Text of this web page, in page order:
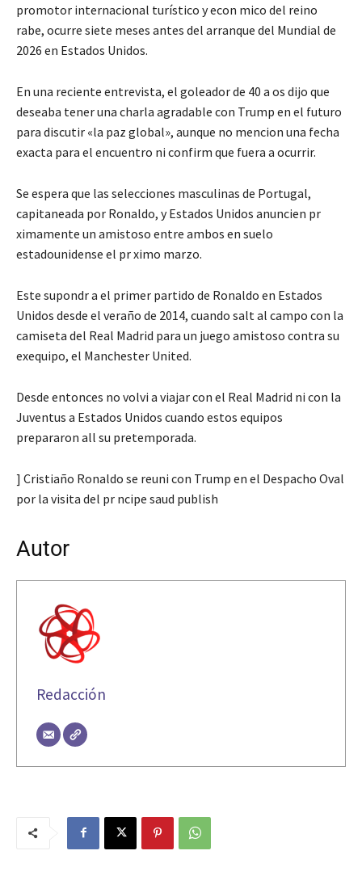
promotor internacional turístico y econ mico del reino
rabe, ocurre siete meses antes del arranque del Mundial de
2026 en Estados Unidos.
En una reciente entrevista, el goleador de 40 a os dijo que
deseaba tener una charla agradable con Trump en el futuro
para discutir «la paz global», aunque no mencion una fecha
exacta para el encuentro ni confirm que fuera a ocurrir.
Se espera que las selecciones masculinas de Portugal,
capitaneada por Ronaldo, y Estados Unidos anuncien pr
ximamente un amistoso entre ambos en suelo
estadounidense el pr ximo marzo.
Este supondr a el primer partido de Ronaldo en Estados
Unidos desde el veraño de 2014, cuando salt al campo con la
camiseta del Real Madrid para un juego amistoso contra su
exequipo, el Manchester United.
Desde entonces no volvi a viajar con el Real Madrid ni con la
Juventus a Estados Unidos cuando estos equipos
prepararon all su pretemporada.
] Cristiaño Ronaldo se reuni con Trump en el Despacho Oval
por la visita del pr ncipe saud publish
Autor
Redacción